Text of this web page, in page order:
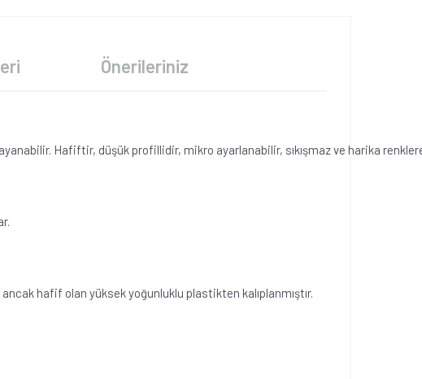
Hafiftir, düşük profillidir, mikro ayarlanabilir, sıkışmaz ve harika
hafif olan yüksek yoğunluklu plastikten kalıplanmıştır.
Önerileriniz